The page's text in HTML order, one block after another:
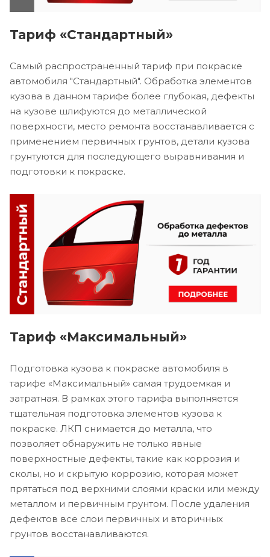
Тариф «Стандартный»
Самый распространенный тариф при покраске
автомобиля "Стандартный". Обработка элементов
кузова в данном тарифе более глубокая, дефекты
на кузове шлифуются до металлической
поверхности, место ремонта восстанавливается с
применением первичных грунтов, детали кузова
грунтуются для последующего выравнивания и
подготовки к покраске.
Тариф «Максимальный»
Подготовка кузова к покраске автомобиля в
тарифе «Максимальный» самая трудоемкая и
затратная. В рамках этого тарифа выполняется
тщательная подготовка элементов кузова к
покраске. ЛКП снимается до металла, что
позволяет обнаружить не только явные
поверхностные дефекты, такие как коррозия и
сколы, но и скрытую коррозию, которая может
прятаться под верхними слоями краски или между
металлом и первичным грунтом. После удаления
дефектов все слои первичных и вторичных
грунтов восстанавливаются.